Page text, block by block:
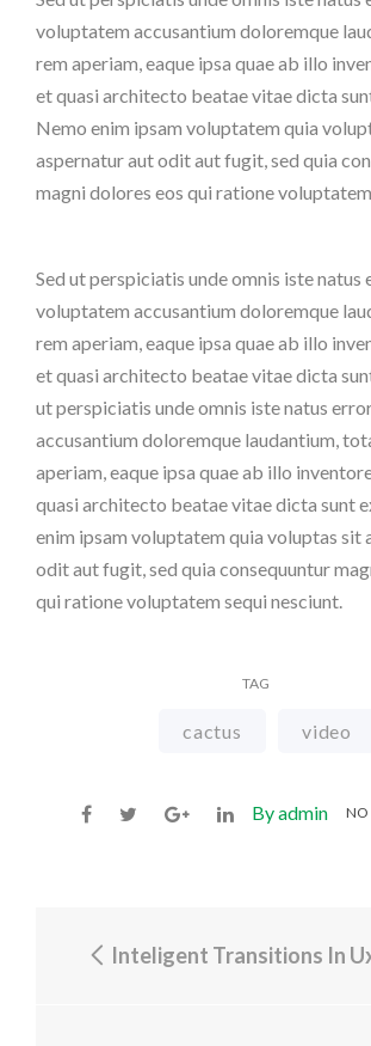
voluptatem accusantium doloremque
rem aperiam, eaque ipsa quae ab illo
et quasi architecto beatae vitae dicta
Nemo enim ipsam voluptatem quia
aspernatur aut odit aut fugit, sed quia
magni dolores eos qui ratione
Sed ut perspiciatis unde omnis iste natus
voluptatem accusantium doloremque
rem aperiam, eaque ipsa quae ab illo
et quasi architecto beatae vitae dicta
ut perspiciatis unde omnis iste natus
accusantium doloremque laudantium,
aperiam, eaque ipsa quae ab illo
quasi architecto beatae vitae dicta sunt
enim ipsam voluptatem quia voluptas sit
odit aut fugit, sed quia consequuntur
qui ratione voluptatem sequi nesciunt.
TAG
cactus video
By admin NO
Inteligent Transitions In